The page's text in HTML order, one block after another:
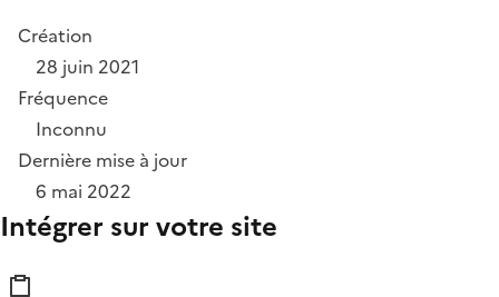
Création
28 juin 2021
Fréquence
Inconnu
Dernière mise à jour
6 mai 2022
Intégrer sur votre site